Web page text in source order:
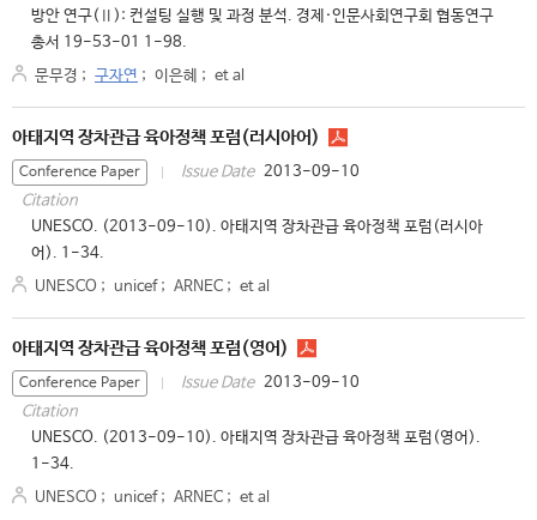
방안 연구(Ⅱ): 컨설팅 실행 및 과정 분석. 경제·인문사회연구회 협동연구
총서 19-53-01 1-98.
문무경 ; 구자연 ; 이은혜 ; et al
아태지역 장차관급 육아정책 포럼(러시아어)
Conference Paper Issue Date 2013-09-10
Citation
UNESCO. (2013-09-10). 아태지역 장차관급 육아정책 포럼(러시아
어). 1-34.
UNESCO ; unicef ; ARNEC ; et al
아태지역 장차관급 육아정책 포럼(영어)
Conference Paper Issue Date 2013-09-10
Citation
UNESCO. (2013-09-10). 아태지역 장차관급 육아정책 포럼(영어).
1-34.
UNESCO ; unicef ; ARNEC ; et al